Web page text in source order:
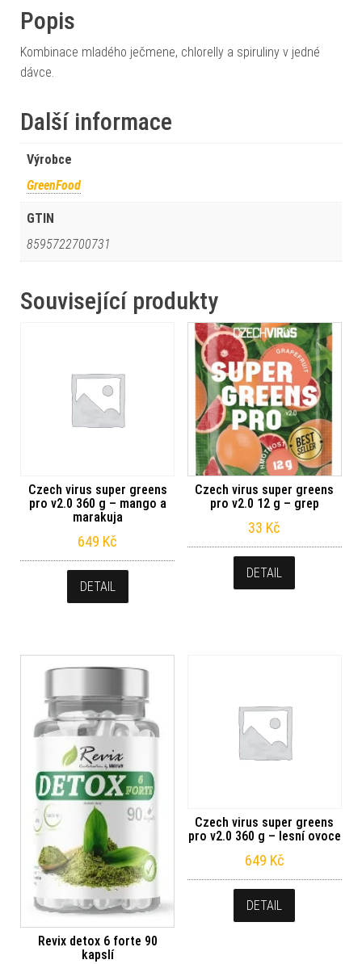
Popis
Kombinace mladého ječmene, chlorelly a spiruliny v jedné
dávce.
Další informace
Výrobce
GreenFood
GTIN
8595722700731
Související produkty
Czech virus super greens
pro v2.0 360 g – mango a
marakuja
649 Kč
DETAIL
Czech virus super greens
pro v2.0 12 g – grep
33 Kč
DETAIL
Revix detox 6 forte 90
kapslí
Czech virus super greens
pro v2.0 360 g – lesní ovoce
649 Kč
DETAIL